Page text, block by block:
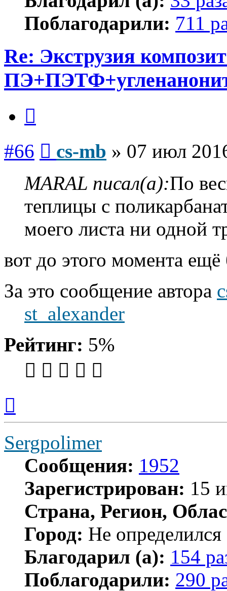
Поблагодарили: 711
Re: Экструзия
#66 cs-mb » 07 июл
MARAL писал(а):По
теплицы с
моего листа ни одной
вот до этого момента
За это сообщение автора
st_alexander
Рейтинг: 5%
началу
Sergpolimer
Сообщения: 1952
Зарегистрирован: 15
Страна, Регион,
Город: Не определился
Благодарил (а): 154
Поблагодарили: 290